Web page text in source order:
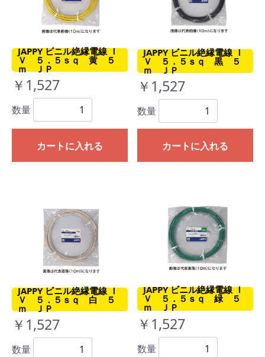
JAPPY ビニル絶縁電線 Ｉ
Ｖ ５．５ｓｑ 黄 ５
ｍ ＪＰ
￥1,527
数量
カートに入れる
JAPPY ビニル絶縁電線 Ｉ
Ｖ ５．５ｓｑ 黒 ５
ｍ ＪＰ
￥1,527
数量
カートに入れる
JAPPY ビニル絶縁電線 Ｉ
Ｖ ５．５ｓｑ 白 ５
ｍ ＪＰ
￥1,527
数量
JAPPY ビニル絶縁電線 Ｉ
Ｖ ５．５ｓｑ 緑 ５
ｍ ＪＰ
￥1,527
数量